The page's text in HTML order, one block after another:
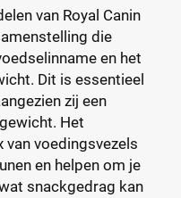
van Royal Canin
die
en het
Dit is essentieel
zij een
Het
van voedingsvezels
en helpen om je
snackgedrag kan